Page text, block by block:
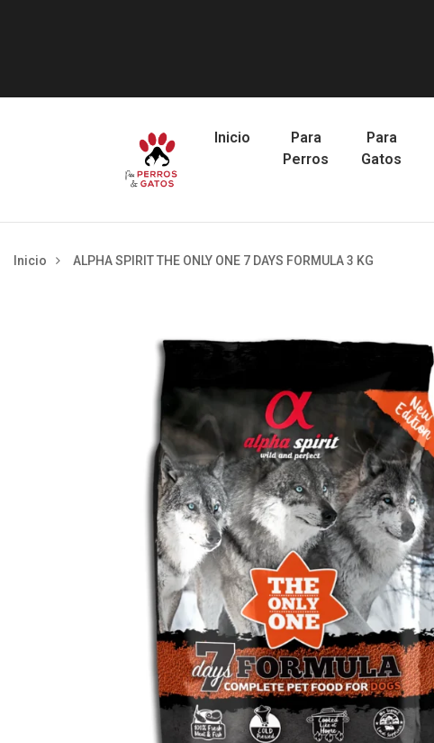
Inicio
Para
Perros
Para
Gatos
Inicio ALPHA SPIRIT THE ONLY ONE 7 DAYS FORMULA 3 KG